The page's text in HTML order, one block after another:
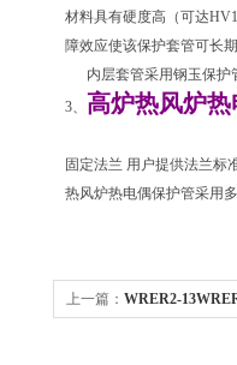
材料具有硬度高（可达
障效应使该保护套管可长
内层套管采用钢玉保护
3、 高炉热风炉热
固定法兰 用户提供法兰标
热风炉热电偶保护管采用
上一篇： WRER2-